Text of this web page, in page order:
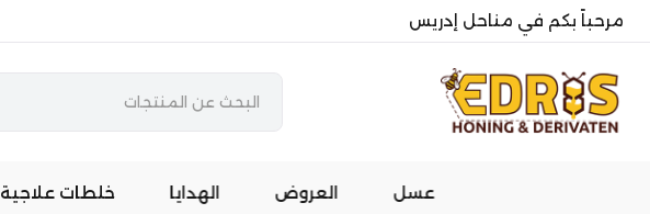
مرحباً بكم في مناحل إدريس
عسل العروض الهدايا خلطات علاجية